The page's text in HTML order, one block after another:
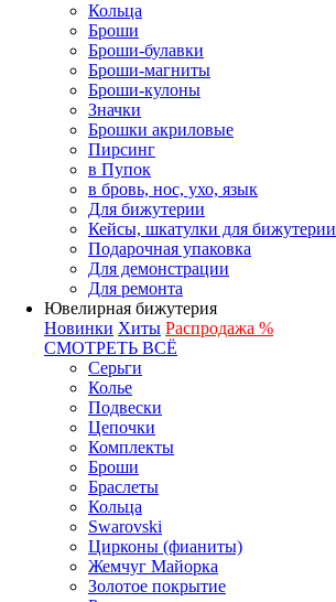
Кольца
Броши
Броши-булавки
Броши-магниты
Броши-кулоны
Значки
Брошки акриловые
Пирсинг
в Пупок
в бровь, нос, ухо, язык
Для бижутерии
Кейсы, шкатулки для бижутерии
Подарочная упаковка
Для демонстрации
Для ремонта
Ювелирная бижутерия
Новинки Хиты Распродажа %
СМОТРЕТЬ ВСЁ
Серьги
Колье
Подвески
Цепочки
Комплекты
Броши
Браслеты
Кольца
Swarovski
Цирконы (фианиты)
Жемчуг Майорка
Золотое покрытие